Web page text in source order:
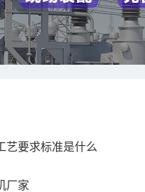
艺要求标准是什么
厂家